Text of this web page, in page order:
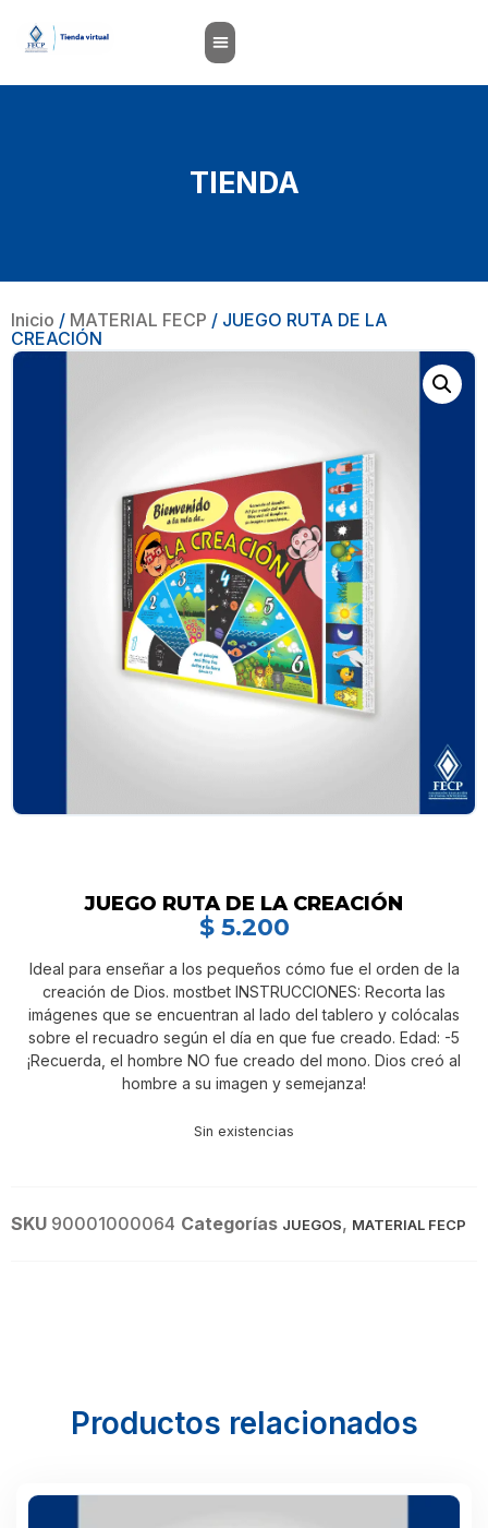
TIENDA
Inicio / MATERIAL FECP / JUEGO RUTA DE LA
CREACIÓN
JUEGO RUTA DE LA CREACIÓN
$5.200
Ideal para enseñar a los pequeños cómo fue el orden de la
creación de Dios. mostbet INSTRUCCIONES: Recorta las
imágenes que se encuentran al lado del tablero y colócalas
sobre el recuadro según el día en que fue creado. Edad: -5
¡Recuerda, el hombre NO fue creado del mono. Dios creó al
hombre a su imagen y semejanza!
Sin existencias
SKU 90001000064 Categorías JUEGOS, MATERIAL FECP
Productos relacionados